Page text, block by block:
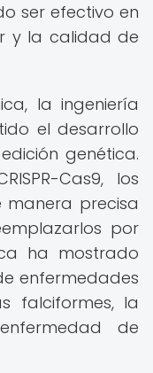
ser efectivo en
y la calidad de
la ingeniería
el desarrollo
genética.
Cas9, los
precisa
por
ha mostrado
enfermedades
falciformes, la
de